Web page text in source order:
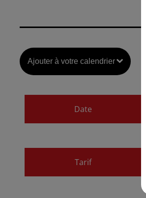
Ajouter à votre calendrier
Date
Tarif